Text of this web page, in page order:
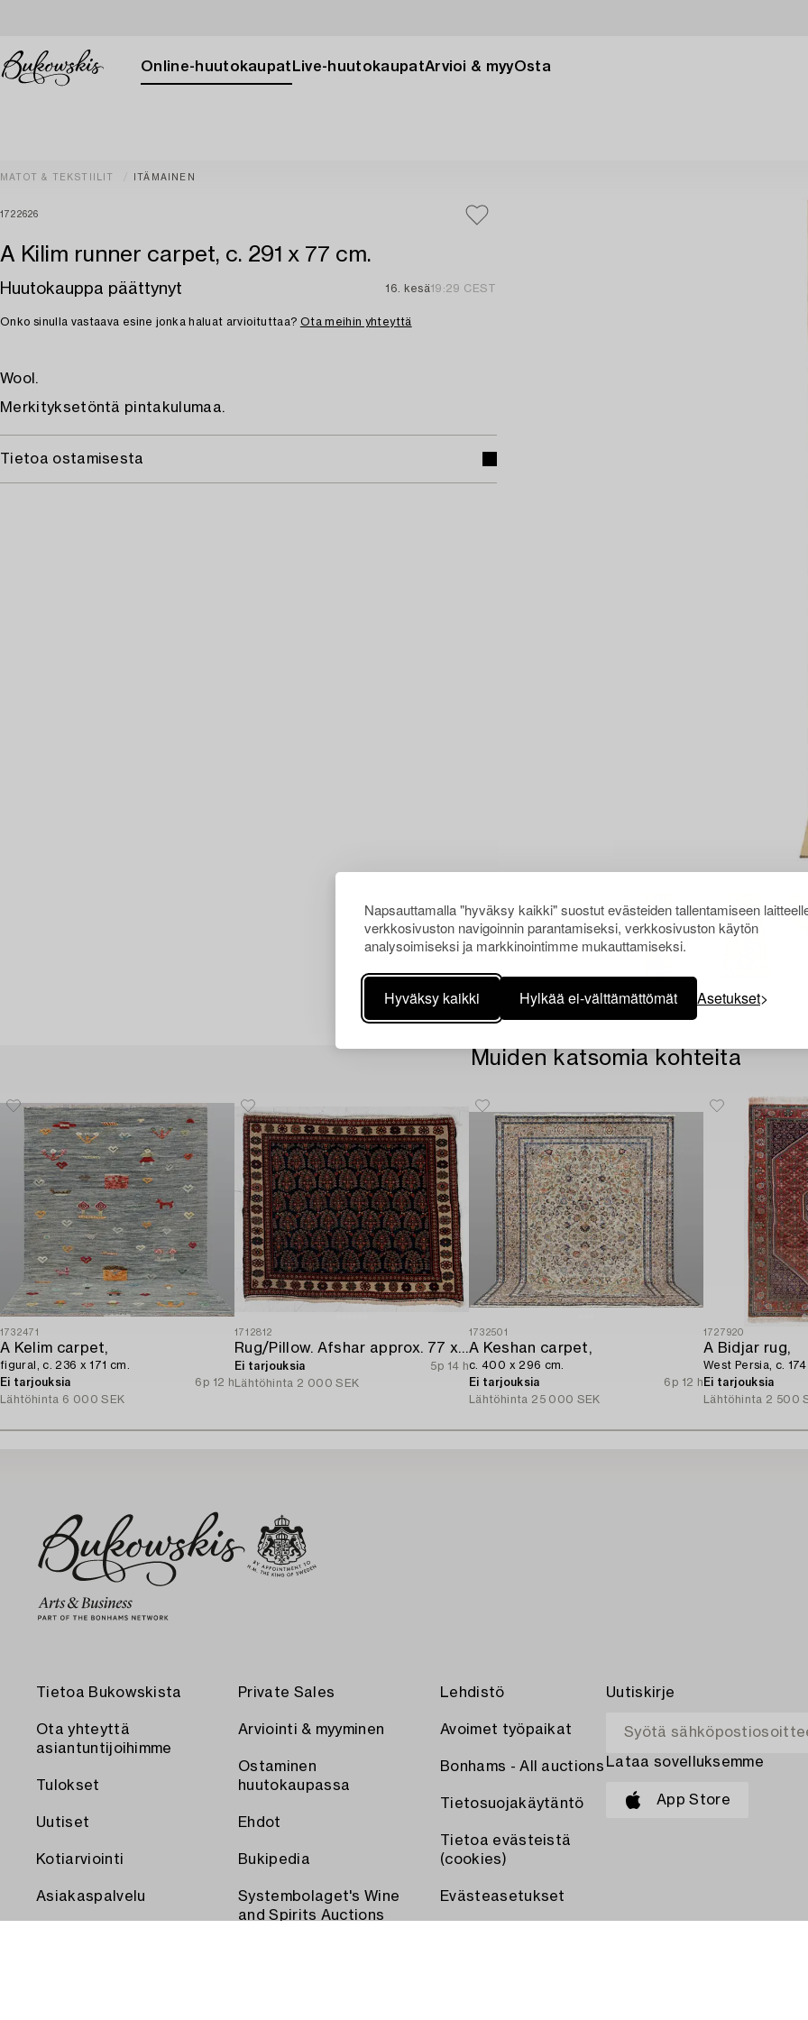
Napsauttamalla "hyväksy kaikki" suostut evästeiden tallentamiseen
verkkosivuston navigoinnin parantamiseksi, verkkosivuston käytön
analysoimiseksi ja markkinointimme mukauttamiseksi.
Hyväksy kaikki Hylkää ei-välttämättömät Asetukset
Online-huutokaupat Live-huutokaupatArvioi & myyOsta
MATOT & TEKSTIILIT ITÄMAINEN
1722626
A Kilim runner carpet, c. 291 x 77 cm.
Huutokauppa päättynyt 16. kesä19:29 CEST
Onko sinulla vastaava esine jonka haluat arvioituttaa? Ota meihin yhteyttä
Wool.
Merkityksetöntä pintakulumaa.
Tietoa ostamisesta
Muiden katsomia kohteita
1732471
A Kelim carpet,
figural, c. 236 x 171 cm.
Ei tarjouksia
6p 12 h
Lähtöhinta 6 000 SEK
1712812
Rug/Pillow. Afshar approx. 77 x 66 cm.
Ei tarjouksia
5p 14 h
Lähtöhinta 2 000 SEK
1732501
A Keshan carpet,
c. 400 x 296 cm.
Ei tarjouksia
6p 12 h
Lähtöhinta 25 000 SEK
1727920
A Bidjar rug,
West Persia, c. 174
Ei tarjouksia
Lähtöhinta 2 500
Tietoa Bukowskista
Ota yhteyttä
asiantuntijoihimme
Tulokset
Uutiset
Kotiarviointi
Asiakaspalvelu
Private Sales
Arviointi & myyminen
Ostaminen
huutokaupassa
Ehdot
Bukipedia
Systembolaget's Wine
and Spirits Auctions
Lehdistö
Avoimet työpaikat
Bonhams - All auctions
Tietosuojakäytäntö
Tietoa evästeistä
(cookies)
Evästeasetukset
Uutiskirje
Lataa sovelluksemme
App Store